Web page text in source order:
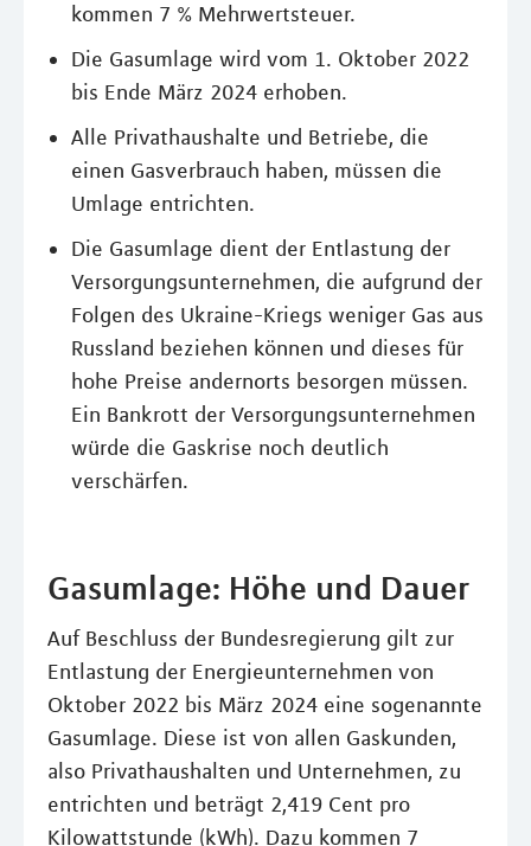
kommen 7 % Mehrwertsteuer.
Die Gasumlage wird vom 1. Oktober 2022
bis Ende März 2024 erhoben.
Alle Privathaushalte und Betriebe, die
einen Gasverbrauch haben, müssen die
Umlage entrichten.
Die Gasumlage dient der Entlastung der
Versorgungsunternehmen, die aufgrund der
Folgen des Ukraine-Kriegs weniger Gas aus
Russland beziehen können und dieses für
hohe Preise andernorts besorgen müssen.
Ein Bankrott der Versorgungsunternehmen
würde die Gaskrise noch deutlich
verschärfen.
Gasumlage: Höhe und Dauer
Auf Beschluss der Bundesregierung gilt zur
Entlastung der Energieunternehmen von
Oktober 2022 bis März 2024 eine sogenannte
Gasumlage. Diese ist von allen Gaskunden,
also Privathaushalten und Unternehmen, zu
entrichten und beträgt 2,419 Cent pro
Kilowattstunde (kWh). Dazu kommen 7